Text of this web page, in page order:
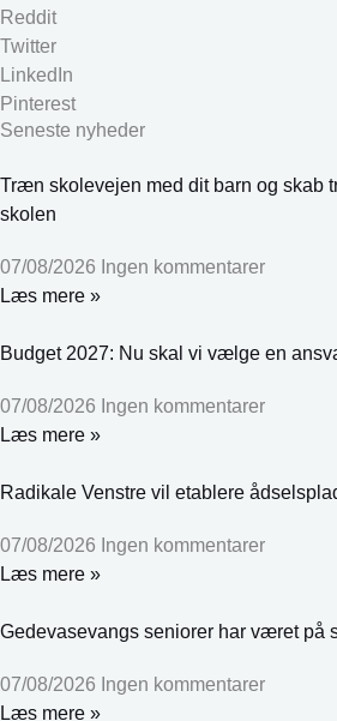
Reddit
Twitter
LinkedIn
Pinterest
Seneste nyheder
Træn skolevejen med dit barn og skab
skolen
07/08/2026 Ingen kommentarer
Læs mere »
Budget 2027: Nu skal vi vælge en
07/08/2026 Ingen kommentarer
Læs mere »
Radikale Venstre vil etablere
07/08/2026 Ingen kommentarer
Læs mere »
Gedevasevangs seniorer har været på
07/08/2026 Ingen kommentarer
Læs mere »